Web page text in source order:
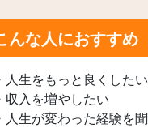
んな人におすすめ
人生をもっと良くしたい
収入を増やしたい
人生が変わった経験を